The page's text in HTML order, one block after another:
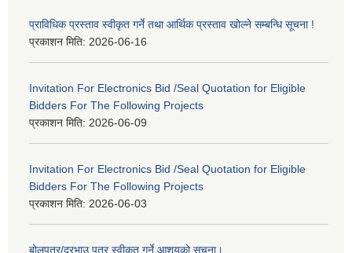
प्राविधिक प्रस्ताव स्वीकृत गर्ने तथा आर्थिक प्रस्ताव खोल्ने सम्बन्धि सूचना !
प्रकाशन मिति: 2026-06-16
Invitation For Electronics Bid /Seal Quotation for Eligible
Bidders For The Following Projects
प्रकाशन मिति: 2026-06-09
Invitation For Electronics Bid /Seal Quotation for Eligible
Bidders For The Following Projects
प्रकाशन मिति: 2026-06-03
बोलपत्र/दरभाउ पत्र स्वीकृत गर्ने आशयको सूचना।